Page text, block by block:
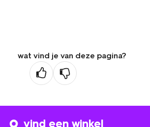
wat vind je van deze pagina?
vind een winkel